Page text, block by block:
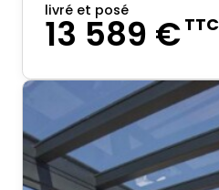
livré et posé
13 589 €TTC